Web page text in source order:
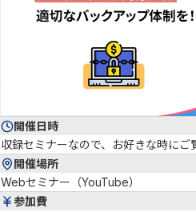
開催日時
収録セミナーなので、お好きな時にご
開催場所
Webセミナー（YouTube）
参加費